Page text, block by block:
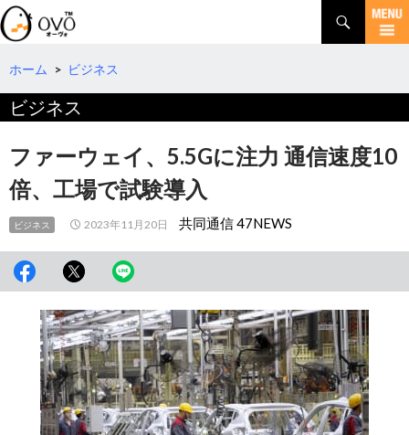
検
索
コ
テ
へ
移
ホーム > ビジネス
ビジネス
ファーウェイ、5.5Gに注力 通信速度10
倍、工場で試験導入
ビジネス 2023年11月20日 共同通信 47NEWS